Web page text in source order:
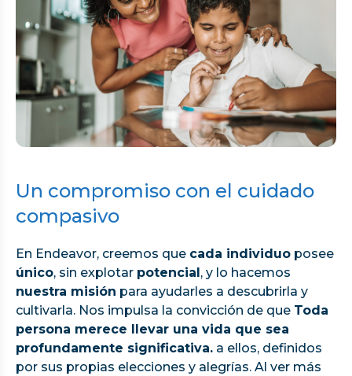
Un compromiso con el cuidado
compasivo
En Endeavor, creemos que cada individuo posee
único, sin explotar potencial, y lo hacemos
nuestra misión para ayudarles a descubrirla y
cultivarla. Nos impulsa la convicción de que Toda
persona merece llevar una vida que sea
profundamente significativa. a ellos, definidos
por sus propias elecciones y alegrías. Al ver más